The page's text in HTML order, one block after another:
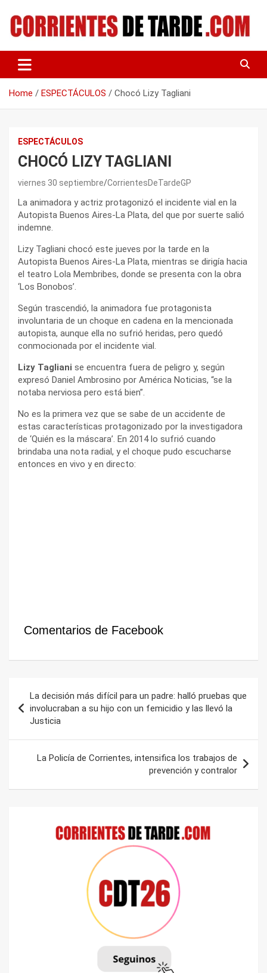
content
CORRIENTES DE TARDE
Home ESPECTÁCULOS Chocó Lizy Tagliani
ESPECTÁCULOS
CHOCÓ LIZY TAGLIANI
viernes 30 septiembre CorrientesDeTardeGP
La animadora y actriz protagonizó el incidente vial en la
Autopista Buenos Aires-La Plata, del que por suerte salió
indemne.
Lizy Tagliani chocó este jueves por la tarde en la
Autopista Buenos Aires-La Plata, mientras se dirigía hacia
el teatro Lola Membribes, donde se presenta con la obra
‘Los Bonobos’.
Según trascendió, la animadora fue protagonista
involuntaria de un choque en cadena en la mencionada
autopista, aunque ella no sufrió heridas, pero quedó
conmocionada por el incidente vial.
Lizy Tagliani se encuentra fuera de peligro y, según
expresó Daniel Ambrosino por América Noticias, “se la
notaba nerviosa pero está bien”.
No es la primera vez que se sabe de un accidente de
estas características protagonizado por la investigadora
de ‘Quién es la máscara’. En 2014 lo sufrió cuando
brindaba una nota radial, y el choque pudo escucharse
entonces en vivo y en directo:
Comentarios de Facebook
de
entradas
La decisión más difícil para un padre: halló pruebas que
involucraban a su hijo con un femicidio y las llevó la
Justicia
La Policía de Corrientes, intensifica los trabajos de
prevención y contralor